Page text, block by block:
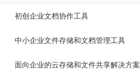
初创企业文档协作工具
中小企业文件存储和文档管理工具
面向企业的云存储和文件共享解决方案